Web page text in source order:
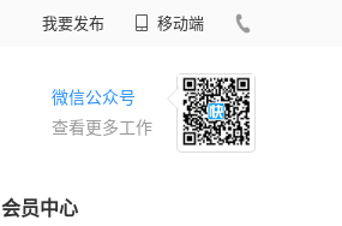
我要发布 移动端
微信公众号
查看更多工作
会员中心